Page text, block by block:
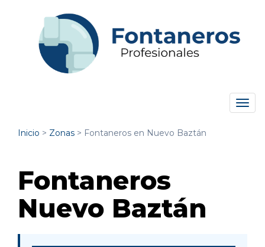
Inicio > Zonas > Fontaneros en Nuevo Baztán
Fontaneros
Nuevo Baztán